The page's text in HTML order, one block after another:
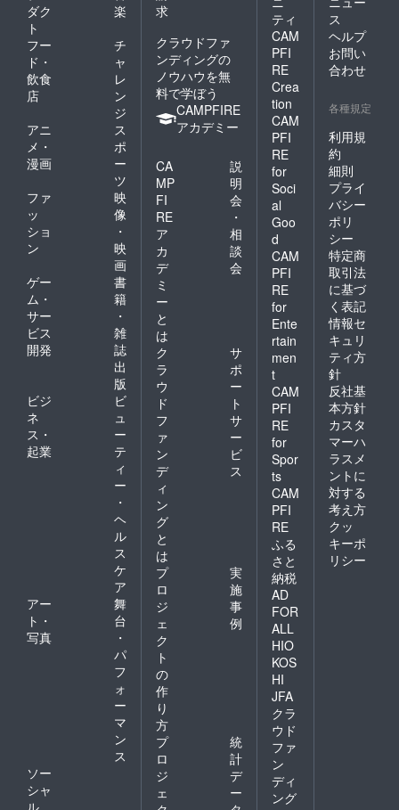
ダク
ト
楽
フー
ド・
飲食
店
チ
ャ
レ
ン
ジ
アニ
メ・
漫画
ス
ポ
ー
ツ
ファ
ッ
ショ
ン
映
像
・
映
画
ゲー
ム・
サー
ビス
開発
書
籍
・
雑
誌
出
版
ビジ
ネ
ス・
起業
ビ
ュ
ー
テ
ィ
ー
・
ヘ
ル
ス
ケ
ア
アー
ト・
写真
舞
台
・
パ
フ
ォ
ー
マ
ン
ス
ソー
シャ
ル
求
クラウドファ
ンディングの
ノウハウを無
料で学ぼう
CAMPFIRE
アカデミー
CA
MP
FI
RE
ア
カ
デ
ミ
ー
と
は
説
明
会
・
相
談
会
ク
ラ
ウ
ド
フ
ァ
ン
デ
ィ
ン
グ
と
は
サ
ポ
ー
ト
サ
ー
ビ
ス
プ
ロ
ジ
ェ
ク
ト
の
作
り
方
実
施
事
例
プ
ロ
ジ
ェ
統
計
デ
ー
ティ
CAM
PFI
RE
Crea
tion
CAM
PFI
RE
for
Soci
al
Goo
d
CAM
PFI
RE
for
Ente
rtain
men
t
CAM
PFI
RE
for
Spor
ts
CAM
PFI
RE
ふる
さと
納税
AD
FOR
ALL
HIO
KOS
HI
JFA
クラ
ウド
ファ
ン
ディ
ング
ス
ヘルプ
お問い
合わせ
各種規定
利用規
約
細則
プライ
バシー
ポリ
シー
特定商
取引法
に基づ
く表記
情報セ
キュリ
ティ方
針
反社基
本方針
カスタ
マーハ
ラスメ
ントに
対する
考え方
クッ
キーポ
リシー